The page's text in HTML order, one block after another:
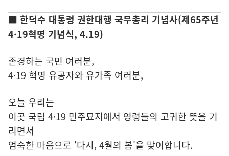
■ 한덕수 대통령 권한대행 국무총리 기념사(제65주년
4·19혁명 기념식, 4.19)
존경하는 국민 여러분,
4·19 혁명 유공자와 유가족 여러분,
오늘 우리는
이곳 국립 4·19 민주묘지에서 영령들의 고귀한 뜻을 기
리면서
엄숙한 마음으로 '다시, 4월의 봄'을 맞이합니다.